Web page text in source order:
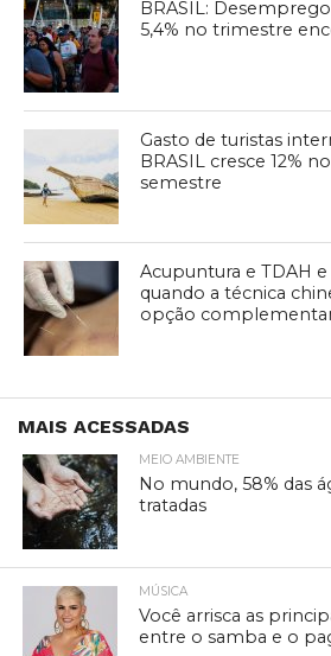
BRASIL:
5,4% no trimestre
Gasto de turistas
BRASIL cresce 12%
semestre
Acupuntura e TDAH e
quando a técnica
opção
MAIS ACESSADAS
MEIO AMBIENTE
No mundo, 58% das
tratadas
MÚSICA
Você arrisca as
entre o samba e o